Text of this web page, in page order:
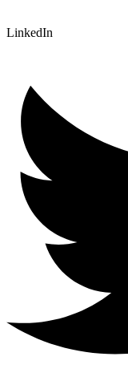
LinkedIn